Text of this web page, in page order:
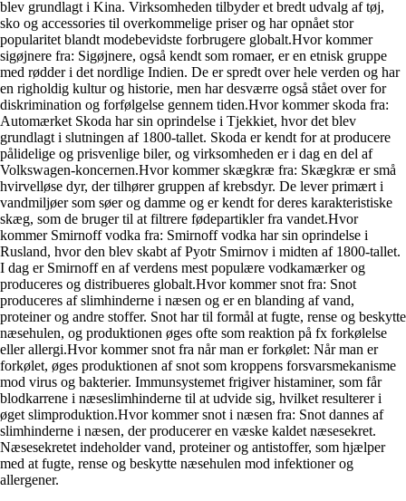
blev grundlagt i Kina. Virksomheden tilbyder et bredt udvalg af tøj,
sko og accessories til overkommelige priser og har opnået stor
popularitet blandt modebevidste forbrugere globalt.Hvor kommer
sigøjnere fra: Sigøjnere, også kendt som romaer, er en etnisk gruppe
med rødder i det nordlige Indien. De er spredt over hele verden og har
en righoldig kultur og historie, men har desværre også stået over for
diskrimination og forfølgelse gennem tiden.Hvor kommer skoda fra:
Automærket Skoda har sin oprindelse i Tjekkiet, hvor det blev
grundlagt i slutningen af 1800-tallet. Skoda er kendt for at producere
pålidelige og prisvenlige biler, og virksomheden er i dag en del af
Volkswagen-koncernen.Hvor kommer skægkræ fra: Skægkræ er små
hvirvelløse dyr, der tilhører gruppen af krebsdyr. De lever primært i
vandmiljøer som søer og damme og er kendt for deres karakteristiske
skæg, som de bruger til at filtrere fødepartikler fra vandet.Hvor
kommer Smirnoff vodka fra: Smirnoff vodka har sin oprindelse i
Rusland, hvor den blev skabt af Pyotr Smirnov i midten af 1800-tallet.
I dag er Smirnoff en af verdens mest populære vodkamærker og
produceres og distribueres globalt.Hvor kommer snot fra: Snot
produceres af slimhinderne i næsen og er en blanding af vand,
proteiner og andre stoffer. Snot har til formål at fugte, rense og beskytte
næsehulen, og produktionen øges ofte som reaktion på fx forkølelse
eller allergi.Hvor kommer snot fra når man er forkølet: Når man er
forkølet, øges produktionen af snot som kroppens forsvarsmekanisme
mod virus og bakterier. Immunsystemet frigiver histaminer, som får
blodkarrene i næseslimhinderne til at udvide sig, hvilket resulterer i
øget slimproduktion.Hvor kommer snot i næsen fra: Snot dannes af
slimhinderne i næsen, der producerer en væske kaldet næsesekret.
Næsesekretet indeholder vand, proteiner og antistoffer, som hjælper
med at fugte, rense og beskytte næsehulen mod infektioner og
allergener.